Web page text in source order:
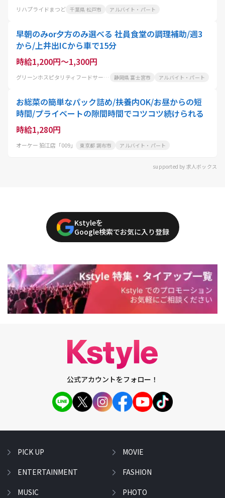
リハプライドまつど 千葉県 松戸市 アルバイト・パート
早朝のみor夕方のみ選べる 社員食堂の調理補助/週3
から/上井出ICから車で15分
時給1,200円～1,300円
グリーンホスピタリティフードサービス株式会社 静岡県 富士宮市 アルバイト・パート
お総菜の簡単なパック詰め/扶養内OK/お昼からの短
時間/プライベートの隙間時間でコツコツ続けられる
時給1,280円
オーケー 狛江店「009」 東京都 調布市 アルバイト・パート
supported by 求人ボックス
Kstyleを
Google検索でお気に入り登録
公式アカウントをフォロー！
PICK UP
ENTERTAINMENT
MUSIC
MOVIE
FASHION
PHOTO